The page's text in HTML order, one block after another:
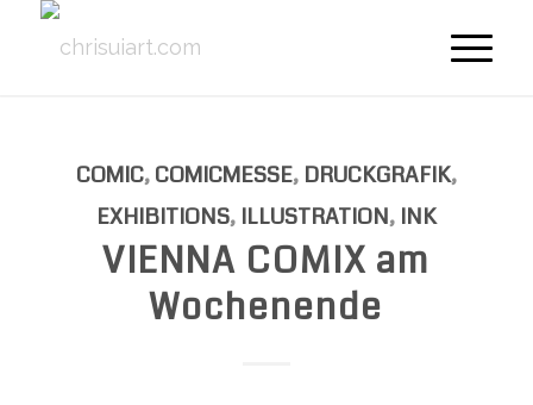
COMIC,COMICMESSE, DRUCKGRAFIK,
EXHIBITIONS, ILLUSTRATION, INK
VIENNA COMIX am
Wochenende